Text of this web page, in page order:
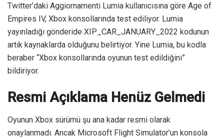
Twitter’daki Aggiornamenti Lumia kullanıcısına göre Age of
Empires IV, Xbox konsollarında test ediliyor. Lumia
yayınladığı gönderide XIP_CAR_JANUARY_2022 kodunun
artık kaynaklarda olduğunu belirtiyor. Yine Lumia, bu kodla
beraber “Xbox konsollarında oyunun test edildiğini”
bildiriyor.
Resmi Açıklama Henüz Gelmedi
Oyunun Xbox sürümü şu ana kadar resmi olarak
onaylanmadı. Ancak Microsoft Flight Simulator’un konsola